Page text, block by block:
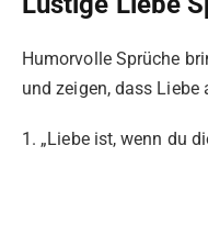
Humorvolle Sprüche
und zeigen, dass Liebe
1. „Liebe ist, wenn du